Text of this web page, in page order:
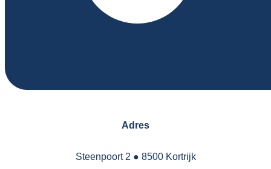
Adres
Steenpoort 2 ● 8500 Kortrijk